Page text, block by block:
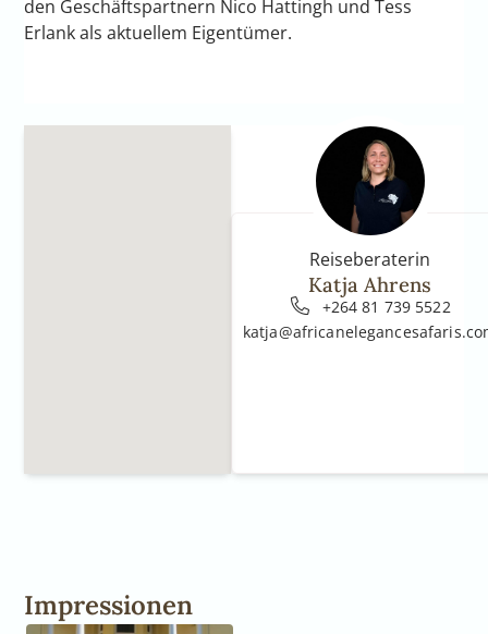
den Geschäftspartnern Nico Hattingh und Tess
Erlank als aktuellem Eigentümer.
Reiseberaterin
Katja Ahrens
+264 81 739 5522
Impressionen